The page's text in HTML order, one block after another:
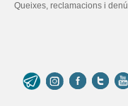
Queixes, reclamacions i